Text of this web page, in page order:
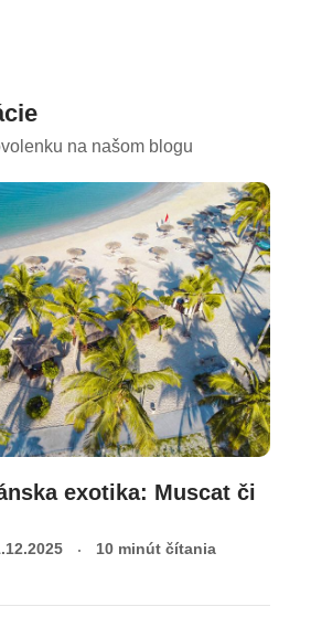
na našom blogu
exotika: Muscat či
10 minút čítania